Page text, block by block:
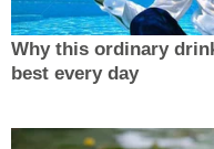
Why this ordinary
best every day